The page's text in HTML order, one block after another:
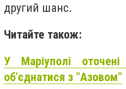
другий шанс.
Читайте також:
У Маріуполі
об'єднатися з "Азовом"